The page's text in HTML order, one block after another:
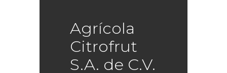
Agrícola
Citrofrut
S.A. de C.V.